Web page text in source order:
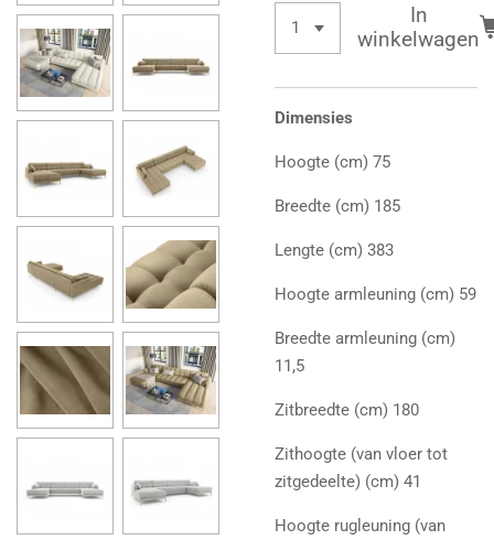
In
winkelwagen
Dimensies
Hoogte (cm) 75
Breedte (cm) 185
Lengte (cm) 383
Hoogte armleuning (cm) 59
Breedte armleuning (cm)
11,5
Zitbreedte (cm) 180
Zithoogte (van vloer tot
zitgedeelte) (cm) 41
Hoogte rugleuning (van